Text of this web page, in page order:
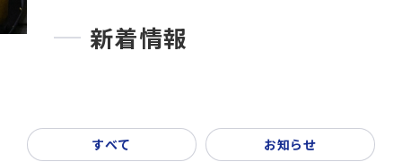
高校入試
お問い合わせ・資料請求
新着情報
すべて お知らせ